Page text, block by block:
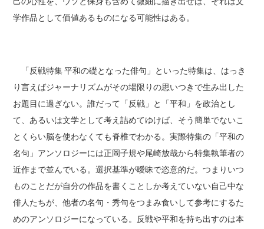
学作品として価値あるものになる可能性はある。
「反戦特集 平和の礎となった俳句」といった特集は、はっき
り言えばジャーナリズムがその場限りの思いつきで生み出した
お題目に過ぎない。誰だって「反戦」と「平和」を政治とし
て、あるいは文学として考え詰めてゆけば、そう簡単でないこ
とくらい脳を使わなくても脊椎でわかる。実際特集の「平和の
名句」アンソロジーには正岡子規や尾崎放哉から特集執筆者の
近作まで並んでいる。選択基準が曖昧で恣意的だ。つまりいつ
ものことだが自分の作品を書くことしか考えていない自己中な
俳人たちが、他者の名句・秀句をつまみ食いして参考にするた
めのアンソロジーになっている。反戦や平和を持ち出すのは本